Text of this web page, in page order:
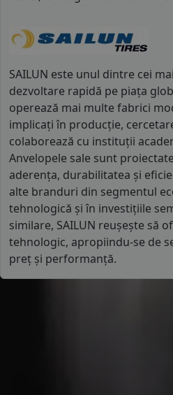
SAILUN este unul dintre cei
dezvoltare rapidă pe piața
operează mai multe fabrici
implicați în producție,
colaborează cu instituții
Anvelopele sale sunt
aderența, durabilitatea și
alte branduri din segmentul
tehnologică și în investițiile
similare, SAILUN reușește să
tehnologic, apropiindu-se de
preț și performanță.